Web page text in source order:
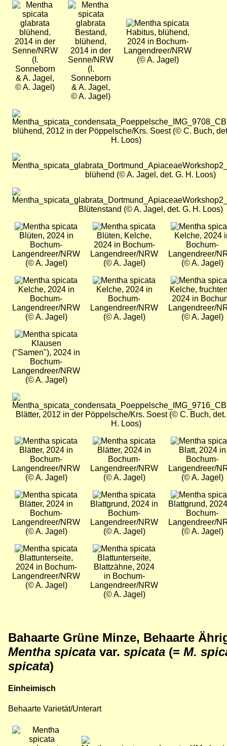
Bild
blühend,
2014 in der
Senne/NRW
(I.
Sonneborn
& A. Jagel,
© A. Jagel)
Bild
Bestand,
blühend,
2014 in der
Senne/NRW
(I.
Sonneborn
& A. Jagel,
© A. Jagel)
Bild
Habitus, blühend,
2024 in Bochum-
Langendreer/NRW
(© A. Jagel)
Bild
blühend, 2012 in der Pöppelsche/Krs. Soest (© C. Buch,
H. Loos)
Bild
blühend (© A. Jagel, det. G. H. Loos)
Bild
Blütenstand (© A. Jagel, det. G. H. Loos)
Bild
Blüten, 2024 in
Bochum-
Langendreer/NRW
(© A. Jagel)
Bild
Blüten, Kelche,
2024 in Bochum-
Langendreer/NRW
(© A. Jagel)
Bild
Kelche, 2024
Bochum-
Langendreer/
(© A. Jagel)
Bild
Kelche, 2024 in
Bochum-
Langendreer/NRW
(© A. Jagel)
Bild
Kelche, 2024 in
Bochum-
Langendreer/NRW
(© A. Jagel)
Bild
Kelche,
2024 in
Langendreer/
(© A. Jagel)
Bild
Klausen
("Samen"), 2024 in
Bochum-
Langendreer/NRW
(© A. Jagel)
Bild
Blätter, 2012 in der Pöppelsche/Krs. Soest (© C. Buch, det.
H. Loos)
Bild
Blätter, 2024 in
Bochum-
Langendreer/NRW
(© A. Jagel)
Bild
Blätter, 2024 in
Bochum-
Langendreer/NRW
(© A. Jagel)
Bild
Blatt, 2024 in
Bochum-
Langendreer/
(© A. Jagel)
Bild
Blätter, 2024 in
Bochum-
Langendreer/NRW
(© A. Jagel)
Bild
Blattgrund, 2024 in
Bochum-
Langendreer/NRW
(© A. Jagel)
Bild
Blattgrund,
Bochum-
Langendreer/
(© A. Jagel)
Bild
Blattunterseite,
2024 in Bochum-
Langendreer/NRW
(© A. Jagel)
Bild
Blattunterseite,
Blattzähne, 2024
in Bochum-
Langendreer/NRW
(© A. Jagel)
Bahaarte Grüne Minze, Behaarte
Mentha spicata var. spicata (= M.
spicata)
Einheimisch
Behaarte Varietät/Unterart
Bild
Bild